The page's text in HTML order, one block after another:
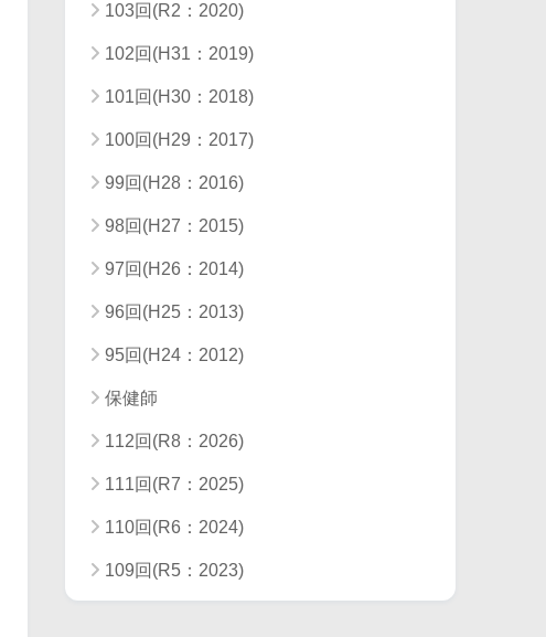
103回(R2：2020)
102回(H31：2019)
101回(H30：2018)
100回(H29：2017)
99回(H28：2016)
98回(H27：2015)
97回(H26：2014)
96回(H25：2013)
95回(H24：2012)
保健師
112回(R8：2026)
111回(R7：2025)
110回(R6：2024)
109回(R5：2023)